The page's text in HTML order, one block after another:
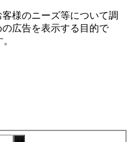
様のニーズ等について調
広告を表⽰する⽬的で